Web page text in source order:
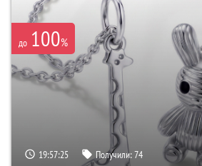
до 100%
19:57:24 Получили:74